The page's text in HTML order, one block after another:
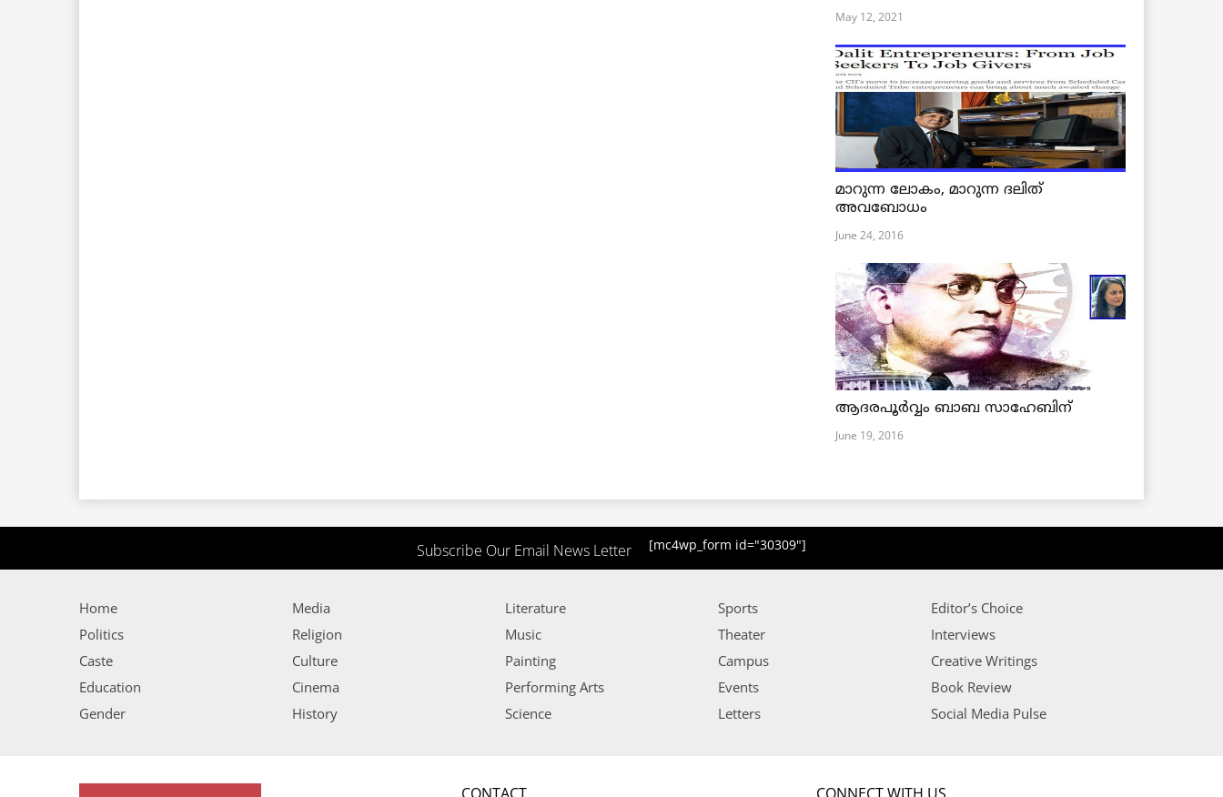
May 12, 2021
മാറുന്ന ലോകം, മാറുന്ന ദലിത്
അവബോധം
June 24, 2016
ആദരപൂര്‍വ്വം ബാബ സാഹേബിന്
June 19, 2016
Subscribe Our Email News Letter [mc4wp_form id="30309"]
Home
Politics
Caste
Education
Gender
Media
Religion
Culture
Cinema
History
Literature
Music
Painting
Performing Arts
Science
Sports
Theater
Campus
Events
Letters
Editor’s Choice
Interviews
Creative Writings
Book Review
Social Media Pulse